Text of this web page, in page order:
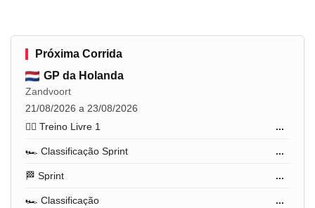
Próxima Corrida
GP da Holanda
Zandvoort
21/08/2026 a 23/08/2026
🏋️‍♂️ Treino Livre 1
...
🏎️ Classificação Sprint ...
🏁 Sprint ...
🏎️ Classificação ...